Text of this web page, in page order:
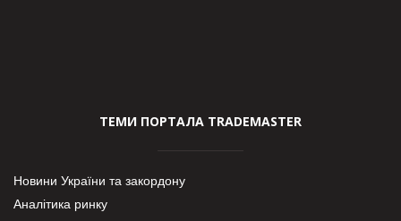
ТЕМИ ПОРТАЛА TRADEMASTER
Новини України та закордону
Аналітика ринку